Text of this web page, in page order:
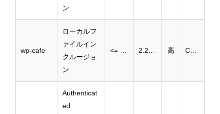
ン
wp-cafe
ローカルフ
ァイルイン
クルージョ
ン
高
Authenticat
ed